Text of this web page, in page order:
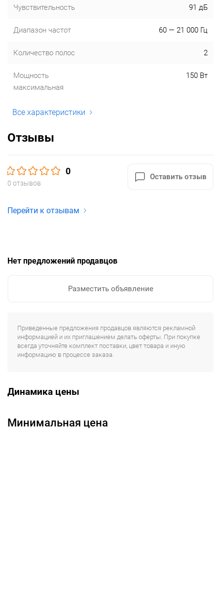
Чувствительность 91 дБ
Диапазон частот 60 — 21 000 Гц
Количество полос 2
Мощность
максимальная
150 Вт
Все характеристики
Отзывы
0
0 отзывов
Оставить отзыв
Перейти к отзывам
Нет предложений продавцов
Разместить объявление
Приведенные предложения продавцов являются рекламной
информацией и их приглашением делать оферты. При покупке
всегда уточняйте комплект поставки, цвет товара и иную
информацию в процессе заказа.
Динамика цены
Минимальная цена